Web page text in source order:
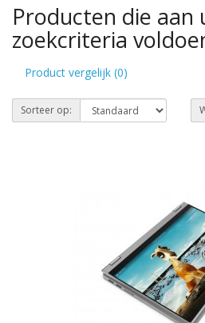
Producten die aan
zoekcriteria
Product vergelijk (0)
Sorteer op: